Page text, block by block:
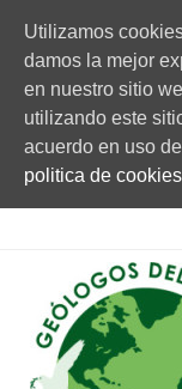
Utilizamos
damos la mejor
en nuestro sitio
utilizando este
acuerdo en uso
politica de